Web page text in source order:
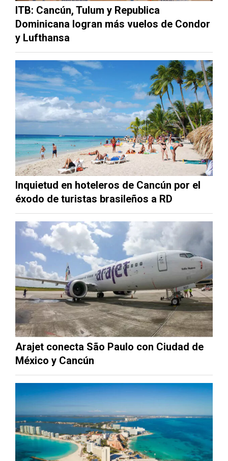
ITB: Cancún, Tulum y Republica
Dominicana logran más vuelos de Condor
y Lufthansa
Inquietud en hoteleros de Cancún por el
éxodo de turistas brasileños a RD
Arajet conecta São Paulo con Ciudad de
México y Cancún